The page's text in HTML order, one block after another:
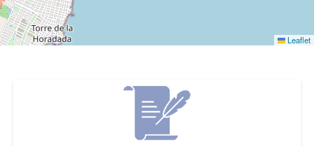
Leaflet